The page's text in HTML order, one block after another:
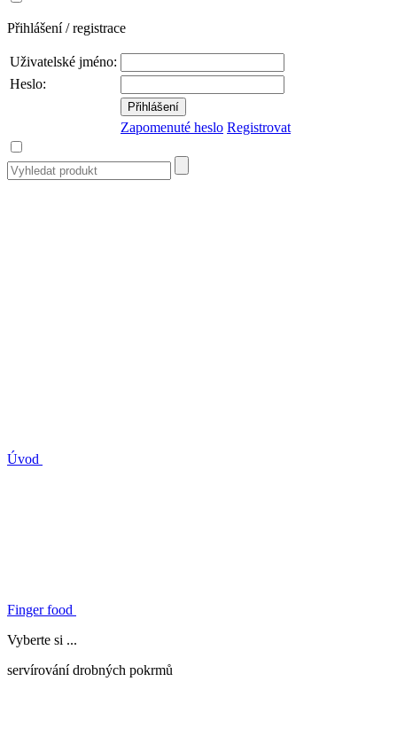
Přihlášení / registrace
Uživatelské jméno:
Heslo:
Zapomenuté heslo Registrovat
Úvod
Finger food
Vyberte si ...
servírování drobných pokrmů